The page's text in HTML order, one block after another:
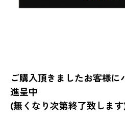
ご購入頂きましたお客様に
進呈中
(無くなり次第終了致しま